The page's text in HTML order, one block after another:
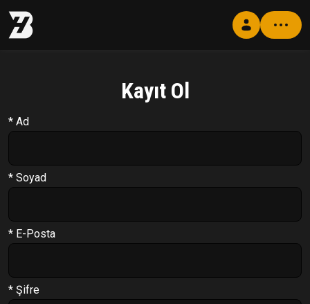
Supplement Programı
Soru Cevap
Paketler
Kayıt Ol
* Ad
* Soyad
* E-Posta
* Şifre